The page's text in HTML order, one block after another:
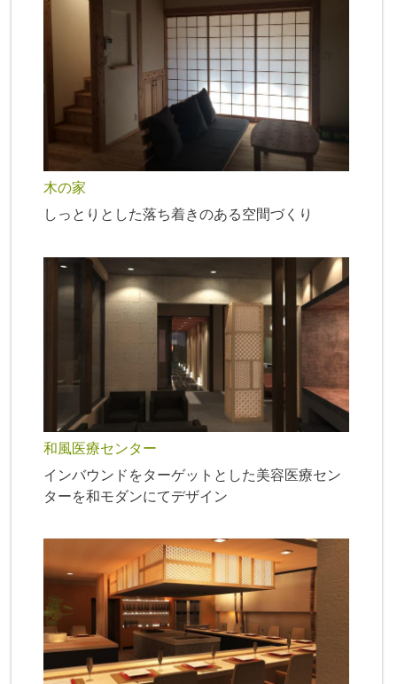
木の家
しっとりとした落ち着きのある空間づくり
和風医療センター
インバウンドをターゲットとした美容医療セン
ターを和モダンにてデザイン